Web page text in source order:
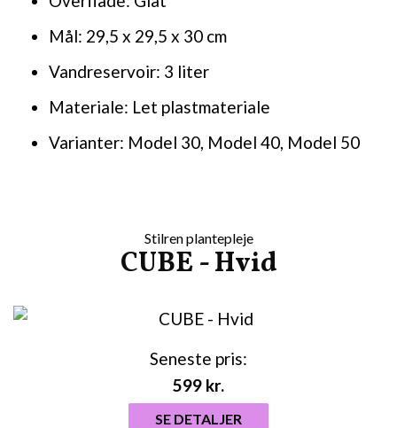
Mål: 29,5 x 29,5 x 30 cm
Vandreservoir: 3 liter
Materiale: Let plastmateriale
Varianter: Model 30, Model 40, Model 50
Stilren plantepleje
CUBE - Hvid
Seneste pris:
599 kr.
SE DETALJER